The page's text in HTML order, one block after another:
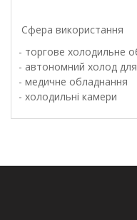
Сфера використання
- торгове холодильне
- автономний холод
- медичне обладнання
- холодильні камери